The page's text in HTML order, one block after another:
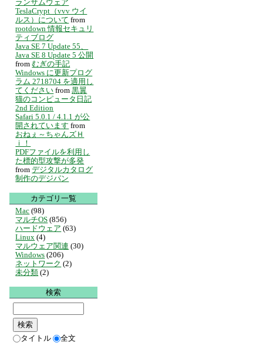
ランサムウェア
TeslaCrypt（vvv ウイ
ルス）について from
rootdown 情報セキュリ
ティブログ
Java SE 7 Update 55、
Java SE 8 Update 5 公開
from むぎの手記
Windows に更新プログ
ラム 2718704 を適用し
てください from 黒翼
猫のコンピュータ日記
2nd Edition
Safari 5.0.1 / 4.1.1 が公
開されています from
おねぇ～ちゃんズＨ
ｉ！
PDFファイルを利用し
た標的型攻撃が多発
from デジタルカタログ
制作のデジパン
カテゴリ一覧
Mac (98)
マルチOS (856)
ハードウェア (63)
Linux (4)
マルウェア関連 (30)
Windows (206)
ネットワーク (2)
未分類 (2)
検索
タイトル 全文